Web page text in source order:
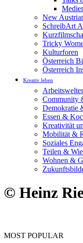
New
SchreibArt
Tricky
Kulturforen
Österreich
Österreich
Kreativ leben
Community
Demokratie
Essen &
Kreativität
Mobilität &
Soziales
Teilen &
Wohnen &
© Heinz
MOST POPULAR